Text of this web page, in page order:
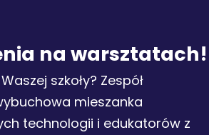
na warsztatach!
szkoły? Zespół
mieszanka
technologii i edukatorów z